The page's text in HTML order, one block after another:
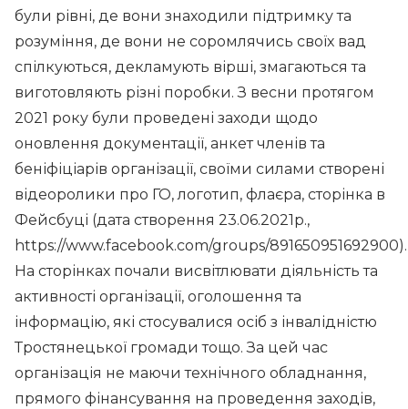
були рівні, де вони знаходили підтримку та
розуміння, де вони не соромлячись своїх вад
спілкуються, декламують вірші, змагаються та
виготовляють різні поробки. З весни протягом
2021 року були проведені заходи щодо
оновлення документації, анкет членів та
беніфіціарів організації, своїми силами створені
відеоролики про ГО, логотип, флаєра, сторінка в
Фейсбуці (дата створення 23.06.2021р.,
https://www.facebook.com/groups/891650951692900).
На сторінках почали висвітлювати діяльність та
активності організації, оголошення та
інформацію, які стосувалися осіб з інвалідністю
Тростянецької громади тощо. За цей час
організація не маючи технічного обладнання,
прямого фінансування на проведення заходів,